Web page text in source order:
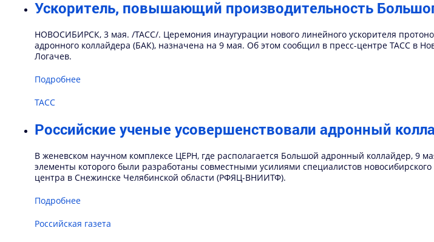
Ускоритель, повышающий производительность
НОВОСИБИРСК, 3 мая. /ТАСС/. Церемония инаугурации нового линейного ускорителя
адронного коллайдера (БАК), назначена на 9 мая. Об этом сообщил в пресс-центре ТАСС в
Логачев.
Подробнее
ТАСС
Российские ученые усовершенствовали адронный
В женевском научном комплексе ЦЕРН, где располагается Большой адронный коллайдер, 9
элементы которого были разработаны совместными усилиями специалистов
центра в Снежинске Челябинской области (РФЯЦ-ВНИИТФ).
Подробнее
Российская газета